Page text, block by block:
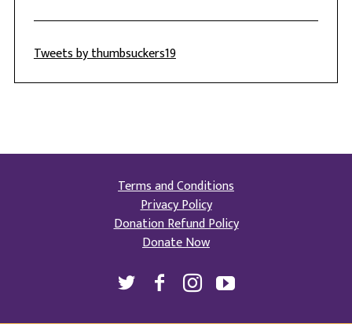
Tweets by thumbsuckers19
Terms and Conditions
Privacy Policy
Donation Refund Policy
Donate Now